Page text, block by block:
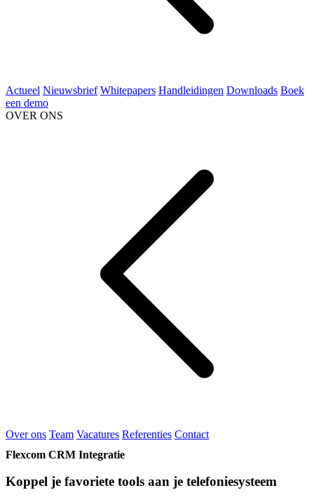
Actueel Nieuwsbrief Whitepapers Handleidingen Downloads Boek
een demo
OVER ONS
Over ons Team Vacatures Referenties Contact
Flexcom CRM Integratie
Koppel je favoriete tools aan je telefoniesysteem